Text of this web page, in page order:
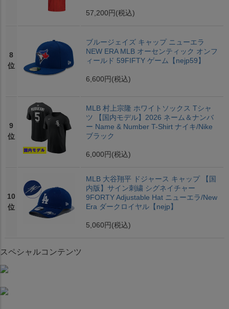
57,200円 (税込)
8
位
ブルージェイズ キャップ ニューエラ
NEW ERA MLB オーセンティック オンフ
ィールド 59FIFTY ゲーム【nejp59】
6,600円 (税込)
9
位
MLB 村上宗隆 ホワイトソックス Tシャ
ツ 【国内モデル】2026 ネーム＆ナンバ
ー Name & Number T-Shirt ナイキ/Nike
ブラック
6,000円 (税込)
10
位
MLB 大谷翔平 ドジャース キャップ 【国
内版】サイン刺繍 シグネイチャー
9FORTY Adjustable Hat ニューエラ/New
Era ダークロイヤル【nejp】
5,060円 (税込)
スペシャルコンテンツ